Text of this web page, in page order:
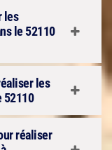
les
le 52110
les
52110
réaliser